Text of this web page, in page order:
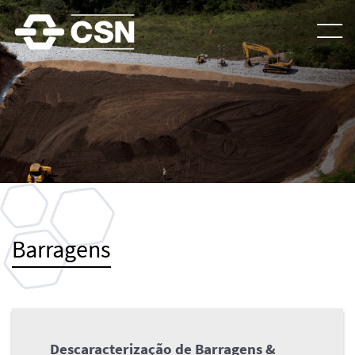
Barragens
Descaracterização de Barragens &